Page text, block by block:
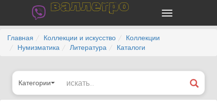
валлегро
Главная Коллекции и искусство
Коллекции
Нумизматика
Литература Каталоги
Категории